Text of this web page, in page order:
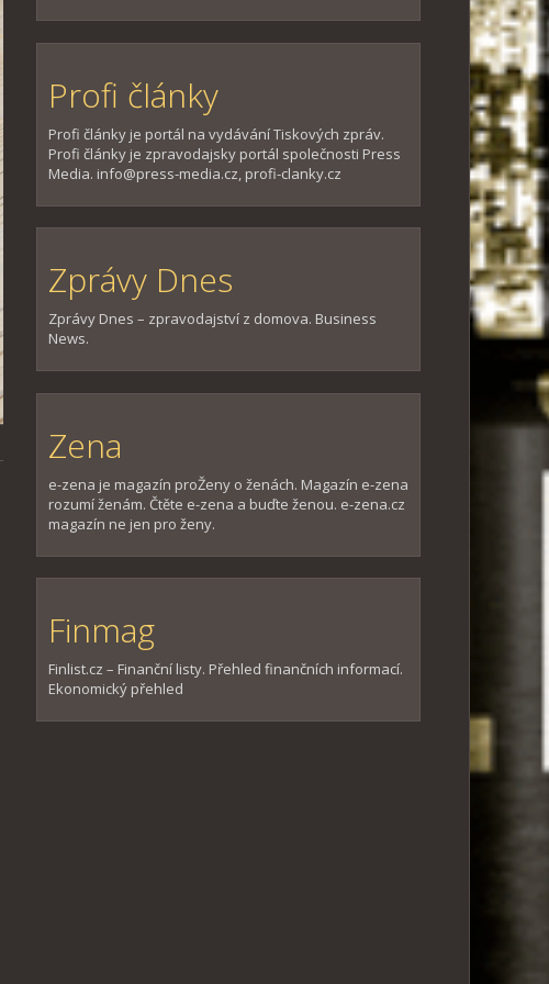
Profi články
Profi články je portál na vydávání Tiskových zpráv.
Profi články je zpravodajsky portál společnosti Press
Media. info@press-media.cz, profi-clanky.cz
Zprávy Dnes
Zprávy Dnes – zpravodajství z domova. Business
News.
Zena
e-zena je magazín proŽeny o ženách. Magazín e-zena
rozumí ženám. Čtěte e-zena a buďte ženou. e-zena.cz
magazín ne jen pro ženy.
Finmag
Finlist.cz – Finanční listy. Přehled finančních informací.
Ekonomický přehled